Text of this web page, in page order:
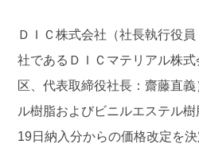
ＤＩＣ株式会社（社長執行役
社であるＤＩＣマテリアル株
区、代表取締役社長：齋藤直
ル樹脂およびビニルエステル
19日納入分からの価格改定を決